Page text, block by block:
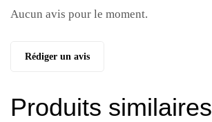
Aucun avis pour le moment.
Rédiger un avis
Produits similaires